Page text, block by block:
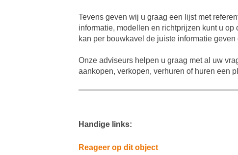
Tevens geven wij u graag een lijst met
informatie, modellen en richtprijzen kunt u
kan per bouwkavel de juiste informatie
Onze adviseurs helpen u graag met al uw
aankopen, verkopen, verhuren of huren een
Handige links:
Reageer op dit object